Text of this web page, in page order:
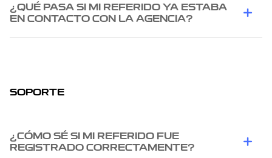
¿QUÉ PASA SI MI REFERIDO YA ESTABA
EN CONTACTO CON LA AGENCIA?
SOPORTE
¿CÓMO SÉ SI MI REFERIDO FUE
REGISTRADO CORRECTAMENTE?